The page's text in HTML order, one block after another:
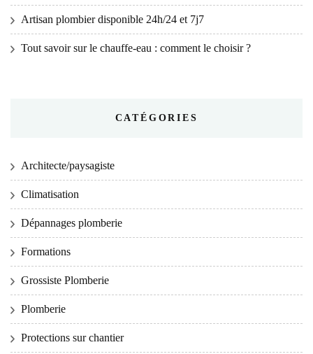
Artisan plombier disponible 24h/24 et 7j7
Tout savoir sur le chauffe-eau : comment le choisir ?
CATÉGORIES
Architecte/paysagiste
Climatisation
Dépannages plomberie
Formations
Grossiste Plomberie
Plomberie
Protections sur chantier